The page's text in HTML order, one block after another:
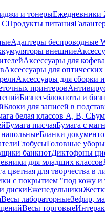
и тонерыЕжедневники
СПродукты питания
Адаптеры беспроводные
внешние
Аксессуары для
Аксессуары для
Аксессуары для сборки
принтеров
Бизнес-блокноты и
Блоки для записей в
белая классов А, В, С
Бумага писчаяБумага с
Бланки
ГлобусыГоловные уборы
банкнотДиктофоны
для младших классов
цветная для творчества в
с покрытием "под кожу и
дискиЕженедельники
Весы лабораторныеЗефир,
Весы торговые